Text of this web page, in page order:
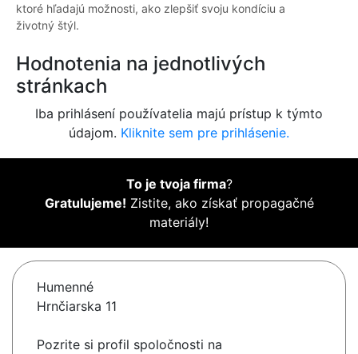
ktoré hľadajú možnosti, ako zlepšiť svoju kondíciu a
životný štýl.
Hodnotenia na jednotlivých
stránkach
Iba prihlásení používatelia majú prístup k týmto
údajom. Kliknite sem pre prihlásenie.
To je tvoja firma?
Gratulujeme! Zistite, ako získať propagačné
materiály!
Humenné
Hrnčiarska 11
Pozrite si profil spoločnosti na